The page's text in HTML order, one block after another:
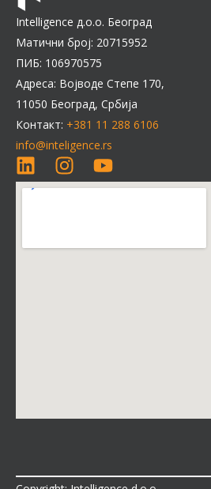
Intelligence д.о.о. Београд
Матични број: 20715952
ПИБ: 106970575
Адреса: Војводе Степе 170,
11050 Београд, Србија
Контакт: +381 11 288 6106
info@inteligence.rs